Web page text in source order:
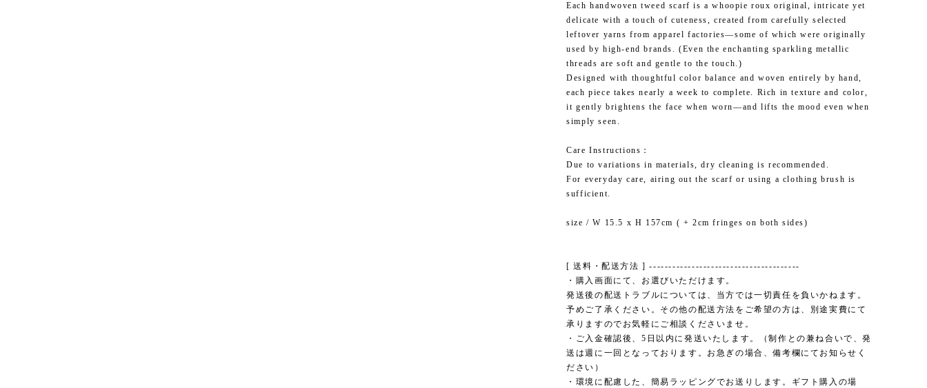
Each handwoven tweed scarf is a whoopie roux original, intricate yet
delicate with a touch of cuteness, created from carefully selected
leftover yarns from apparel factories—some of which were originally
used by high-end brands. (Even the enchanting sparkling metallic
threads are soft and gentle to the touch.)
Designed with thoughtful color balance and woven entirely by hand,
each piece takes nearly a week to complete. Rich in texture and color,
it gently brightens the face when worn—and lifts the mood even when
simply seen.
Care Instructions：
Due to variations in materials, dry cleaning is recommended.
For everyday care, airing out the scarf or using a clothing brush is
sufficient.
size / W 15.5 x H 157cm ( + 2cm fringes on both sides)
[ 送料・配送方法 ] ---------------------------------------
・購入画面にて、お選びいただけます。
発送後の配送トラブルについては、当方では一切責任を負いかねます。
予めご了承ください。その他の配送方法をご希望の方は、別途実費にて
承りますのでお気軽にご相談くださいませ。
・ご入金確認後、5日以内に発送いたします。（制作との兼ね合いで、発
送は週に一回となっております。お急ぎの場合、備考欄にてお知らせく
ださい）
・環境に配慮した、簡易ラッピングでお送りします。ギフト購入の場